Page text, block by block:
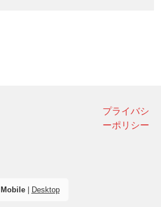
プライバシ
ーポリシー
Mobile| Desktop